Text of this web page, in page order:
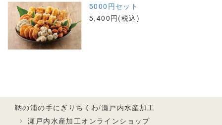
5000円セット
5,400円(税込)
鞆の浦の手にぎりちくわ/瀬戸内水産加工
瀬戸内水産加工オンラインショップ